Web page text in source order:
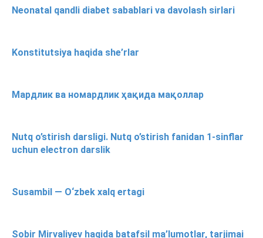
Neonatal qandli diabet sabablari va davolash sirlari
Konstitutsiya haqida she’rlar
Мардлик ва номардлик ҳақида мақоллар
Nutq o’stirish darsligi. Nutq o’stirish fanidan 1-sinflar
uchun electron darslik
Susambil — O‘zbek xalq ertagi
Sobir Mirvaliyev haqida batafsil ma’lumotlar, tarjimai